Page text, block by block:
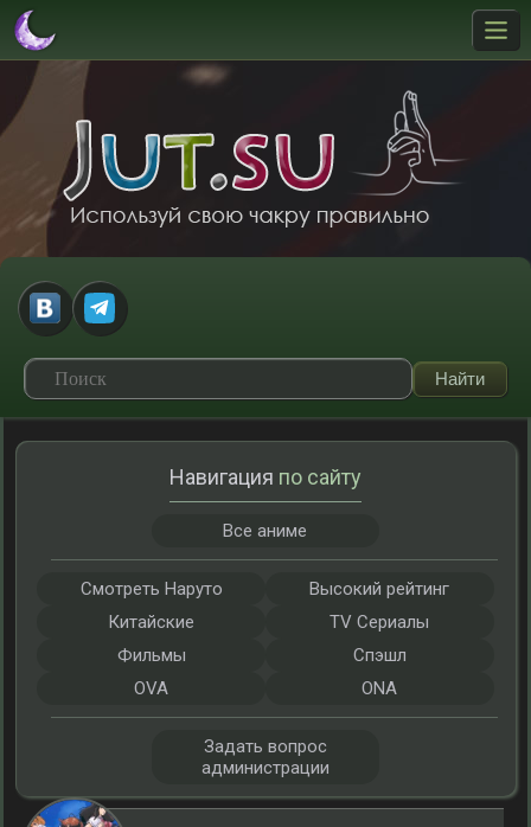
Навигация по сайту
Все аниме
Смотреть Наруто
Высокий рейтинг
Китайские
TV Сериалы
Фильмы
Спэшл
OVA
ONA
Задать вопрос
администрации